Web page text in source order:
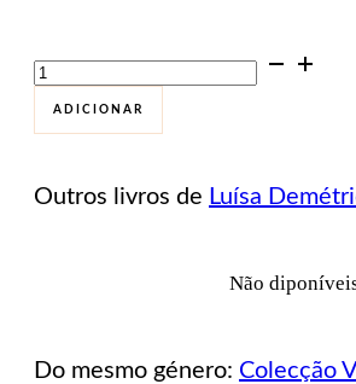
Quantidade
de
Fogo
no
ADICIONAR
Outros livros de Luísa
Não
Do mesmo género: Colecção